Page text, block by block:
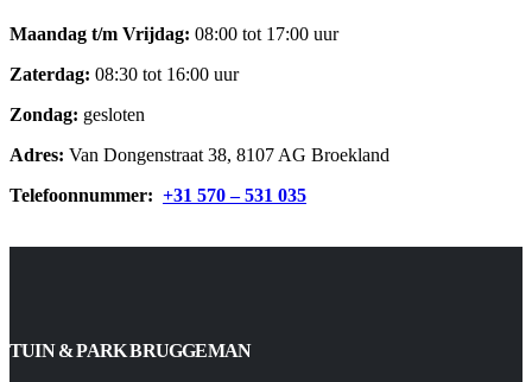
Maandag t/m Vrijdag: 08:00 tot 17:00 uur
Zaterdag: 08:30 tot 16:00 uur
Zondag: gesloten
Adres: Van Dongenstraat 38, 8107 AG Broekland
Telefoonnummer: +31 570 – 531 035
TUIN & PARK BRUGGEMAN